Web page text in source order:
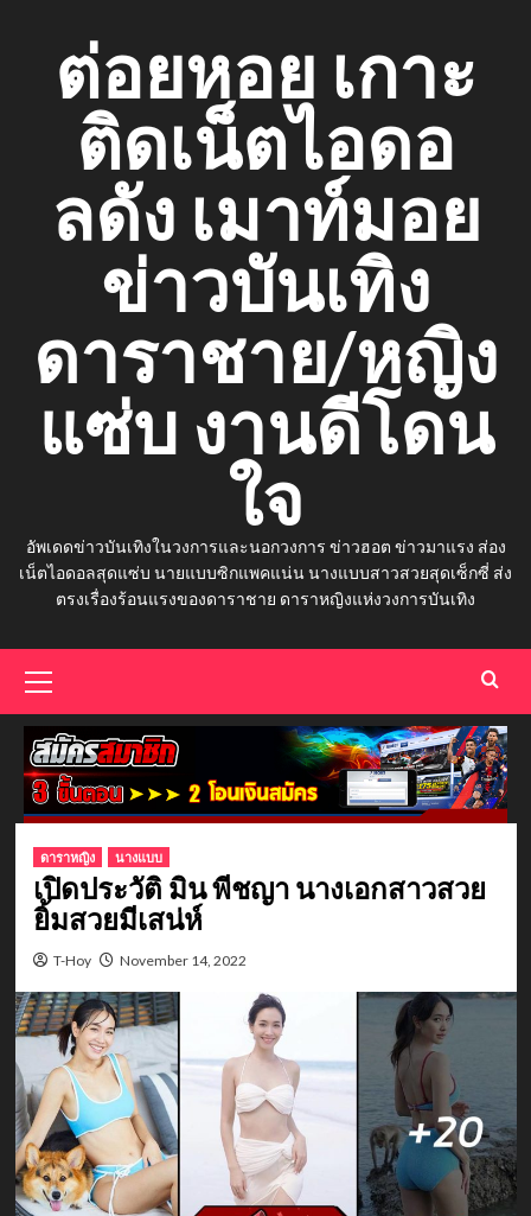
contentต่อยหอย เกาะ
ติดเน็ตไอดอ
ลดัง เมาท์มอย
ข่าวบันเทิง
ดาราชาย/หญิง
แซ่บ งานดีโดน
ใจ
อัพเดดข่าวบันเทิงในวงการและนอกวงการ ข่าวฮอต ข่าวมาแรง ส่อง
เน็ตไอดอลสุดแซ่บ นายแบบซิกแพคแน่น นางแบบสาวสวยสุดเซ็กซี่ ส่ง
ตรงเรื่องร้อนแรงของดาราชาย ดาราหญิงแห่งวงการบันเทิง
Menu
ดาราหญิง นางแบบ
เปิดประวัติ มิน พีชญา นางเอกสาวสวย
ยิ้มสวยมีเสน่ห์
T-Hoy November 14, 2022